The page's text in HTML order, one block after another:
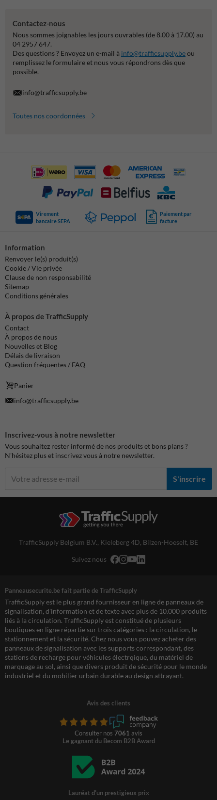
Contactez-nous
Nous sommes joignables les jours ouvrables (de 8.00 à 17.00) au
04 2957 647.
Des questions ? Envoyez un e-mail à info@trafficsupply.beou
remplissez le formulaire et nous vous répondrons dès que
possible.
info@trafficsupply.be
Toutes nos coordonnées
Virement
bancaire SEPA
Paiement par
facture
Information
Renvoyer le(s) produit(s)
Cookie / Vie privée
Clause de non responsabilité
Sitemap
Conditions générales
À propos de TrafficSupply
Contact
À propos de nous
Nouvelles et Blog
Délais de livraison
Question fréquentes / FAQ
Panier
info@trafficsupply.be
Inscrivez-vous à notre newsletter
Vous souhaitez rester informé de nos produits et bons plans ?
N'hésitez plus et inscrivez vous à notre newsletter.
S'inscrire
TrafficSupply Belgium B.V., Kieleberg 4D, Bilzen-Hoeselt, BE
Suivez nous
Panneausecurite.be fait partie de TrafficSupply
TrafficSupply est le plus grand fournisseur en ligne de panneaux de
signalisation, d'information et de texte avec plus de 10.000 produits
liés à la circulation. TrafficSupply est constitué de plusieurs
boutiques en ligne répartie sur trois catégories : la circulation, le
stationnement et la sécurité. Chez nous vous pouvez acheter des
panneaux de signalisation avec les supports correspondant, des
stations de recharge pour véhicules électrqique, du matériel de
marquage au sol, ainsi que divers produit de sécurité pour le monde
industriel et du mobilier urbain durable au design attrayant.
Avis des clients
Consulter nos 7061 avis
Le gagnant du Becom B2B Award
Lauréat d'un prestigieux prix